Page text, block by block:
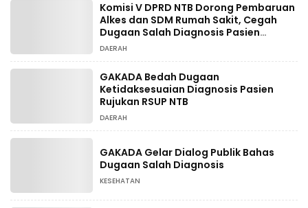
Komisi V DPRD NTB Dorong Pembaruan
Alkes dan SDM Rumah Sakit, Cegah
Dugaan Salah Diagnosis Pasien
Rujukan Bima-Dompu
DAERAH
GAKADA Bedah Dugaan
Ketidaksesuaian Diagnosis Pasien
Rujukan RSUP NTB
DAERAH
GAKADA Gelar Dialog Publik Bahas
Dugaan Salah Diagnosis
KESEHATAN